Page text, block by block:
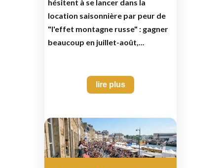
hésitent à se lancer dans la
location saisonnière par peur de
"l'effet montagne russe" : gagner
beaucoup en juillet-août,...
lire plus